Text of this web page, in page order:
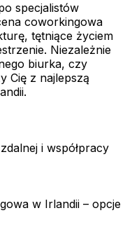
specjalistów
coworkingowa
tętniące życiem
Niezależnie
biurka, czy
Cię z najlepszą
i współpracy
w Irlandii – opcje